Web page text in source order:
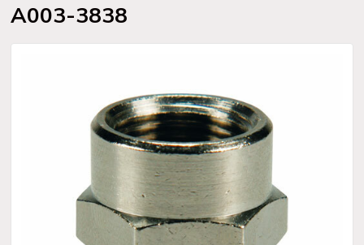
A003-3838